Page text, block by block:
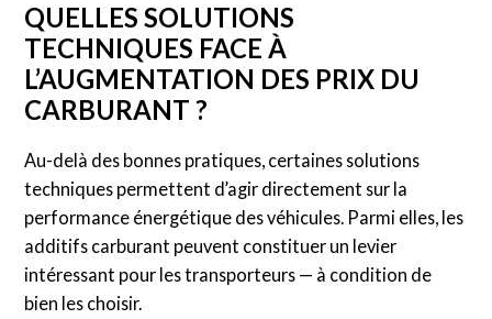
QUELLES SOLUTIONS
TECHNIQUES FACE À
L’AUGMENTATION DES PRIX DU
CARBURANT ?
Au-delà des bonnes pratiques, certaines solutions
techniques permettent d’agir directement sur la
performance énergétique des véhicules. Parmi elles, les
additifs carburant peuvent constituer un levier
intéressant pour les transporteurs — à condition de
bien les choisir.